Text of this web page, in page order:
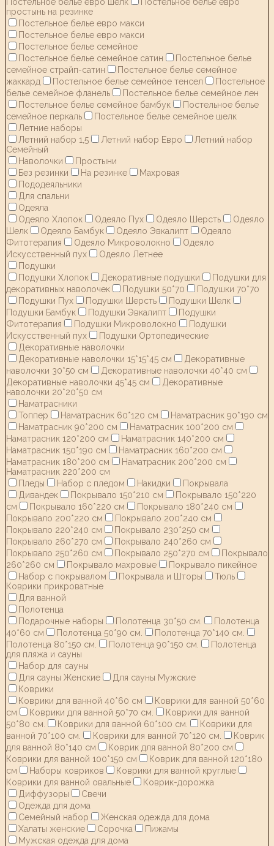
простынь на резинке
Постельное белье евро макси
Постельное белье евро макси
Постельное белье семейное
Постельное белье семейное сатин
Постельное белье
семейное страйп-сатин
Постельное белье семейное
жаккард
Постельное белье семейное тенсел
Постельное
белье семейное фланель
Постельное белье семейное лен
Постельное белье семейное бамбук
Постельное белье
семейное перкаль
Постельное белье семейное шелк
Летние наборы
Летний набор 1,5
Летний набор Евро
Летний набор
Семейный
Наволочки
Простыни
Без резинки
На резинке
Махровая
Пододеяльники
Для спальни
Одеяла
Одеяло Хлопок
Одеяло Пух Одеяло Шерсть
Одеяло
Шелк
Одеяло Бамбук Одеяло Эвкалипт
Одеяло
Фитотерапия
Одеяло Микроволокно
Одеяло
Искусственный пух
Одеяло Летнее
Подушки
Подушки Хлопок
Декоративные подушки
Подушки для
декоративных наволочек
Подушки 50*70
Подушки 70*70
Подушки Пух
Подушки Шерсть
Подушки Шелк
Подушки Бамбук
Подушки Эвкалипт
Подушки
Фитотерапия
Подушки Микроволокно
Подушки
Искусственный пух
Подушки Ортопедические
Декоративные наволочки
Декоративные наволочки 15*15*45 см
Декоративные
наволочки 30*50 см
Декоративные наволочки 40*40 см
Декоративные наволочки 45*45 см
Декоративные
наволочки 20*20*50 см
Наматрасники
Топпер
Наматрасник 60*120 см
Наматрасник 90*190 см
Наматрасник 90*200 см
Наматрасник 100*200 см
Наматрасник 120*200 см
Наматрасник 140*200 см
Наматрасник 150*190 см
Наматрасник 160*200 см
Наматрасник 180*200 см
Наматрасник 200*200 см
Наматрасник 220*200 см
Пледы
Набор с пледом Накидки
Покрывала
Дивандек
Покрывало 150*210 см
Покрывало 150*220
см
Покрывало 160*220 см
Покрывало 180*240 см
Покрывало 200*220 см
Покрывало 200*240 см
Покрывало 220*240 см
Покрывало 230*250 см
Покрывало 260*270 см
Покрывало 240*260 см
Покрывало 250*260 см
Покрывало 250*270 см
Покрывало
260*260 см
Покрывало махровые
Покрывало пикейное
Набор с покрывалом
Покрывала и Шторы
Тюль
Коврики прикроватные
Для ванной
Полотенца
Подарочные наборы
Полотенца 30*50 см.
Полотенца
40*60 см
Полотенца 50*90 см.
Полотенца 70*140 см.
Полотенца 80*150 см.
Полотенца 90*150 см.
Полотенца
для пляжа и сауны
Набор для сауны
Для сауны Женские
Для сауны Мужские
Коврики
Коврики для ванной 40*60 см
Коврики для ванной 50*60
см
Коврики для ванной 50*70 см.
Коврики для ванной
50*80 см.
Коврики для ванной 60*100 см.
Коврики для
ванной 70*100 см.
Коврики для ванной 70*120 см.
Коврик
для ванной 80*140 см
Коврик для ванной 80*200 см
Коврики для ванной 100*150 см
Коврик для ванной 120*180
см
Наборы ковриков
Коврики для ванной круглые
Коврики для ванной овальные
Коврик-дорожка
Диффузоры
Свечи
Одежда для дома
Семейный набор
Женская одежда для дома
Халаты женские
Сорочка
Пижамы
Мужская одежда для дома